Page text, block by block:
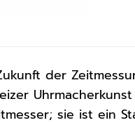
der
sie ist ein